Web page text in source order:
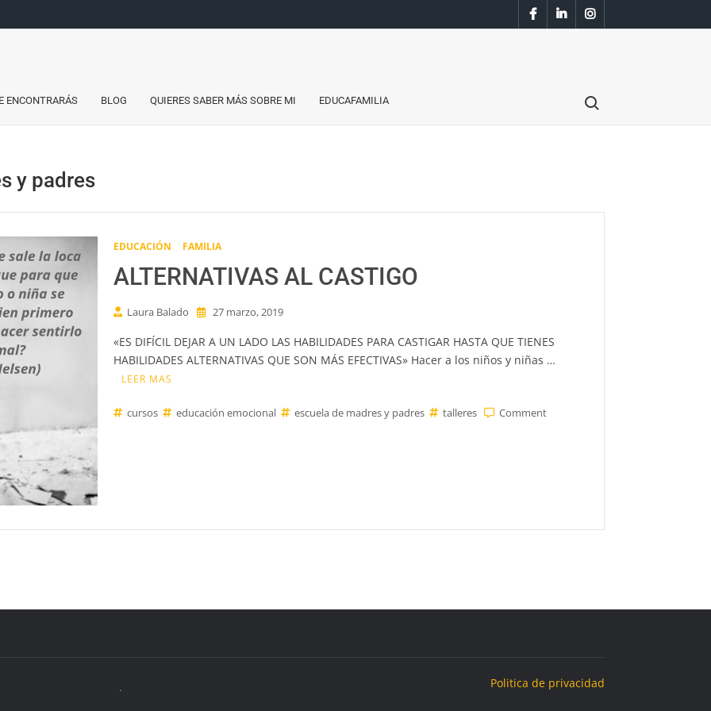
FacebookLinkedinInstagram
ENCONTRARÁS BLOG QUIERES SABER MÁS SOBRE MI EDUCAFAMILIA Search for:
y padres
EDUCACIÓN FAMILIA
ALTERNATIVAS AL CASTIGO
Laura Balado 27 marzo, 2019
«ES DIFÍCIL DEJAR A UN LADO LAS HABILIDADES PARA CASTIGAR HASTA QUE TIENES
HABILIDADES ALTERNATIVAS QUE SON MÁS EFECTIVAS» Hacer a los niños y niñas …
LEER MAS
cursos educación emocional escuela de madres y padres talleres Commenton
. Politica de privacidad